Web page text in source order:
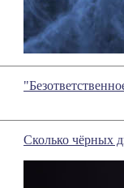
Сколько чёрных